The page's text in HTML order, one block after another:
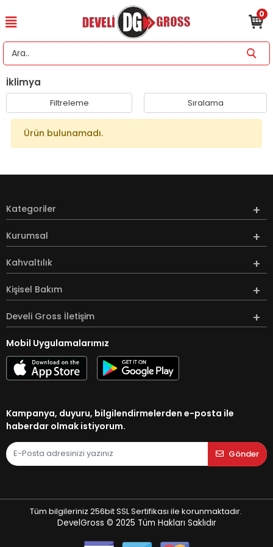
0
İklimya
Filtreleme Sıralama
Ürün bulunamadı.
Kategoriler
Kurumsal
Kahvaltılık
Kişisel Bakım
Develi Gross İletişim
Mobil Uygulamalarımız
Kampanya, duyuru, bilgilendirmelerden e-posta ile
haberdar olmak istiyorum.
Gönder
Tüm bilgileriniz 256bit SSL Sertifikası ile korunmaktadır.
DevelGross © 2025 Tüm Hakları Saklıdır